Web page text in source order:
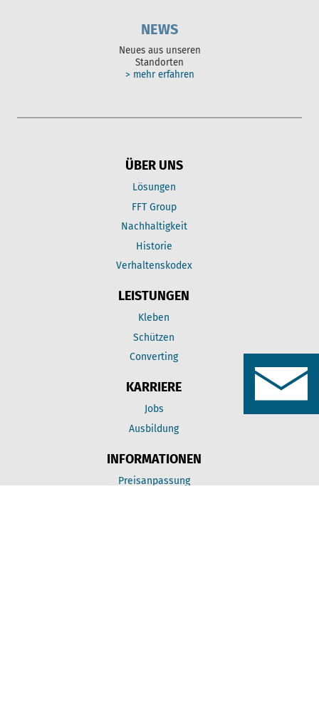
NEWS
Neues aus unseren
Standorten
> mehr erfahren
ÜBER UNS
Lösungen
FFT Group
Nachhaltigkeit
Historie
Verhaltenskodex
LEISTUNGEN
Kleben
Schützen
Converting
KARRIERE
Jobs
Ausbildung
INFORMATIONEN
Preisanpassung